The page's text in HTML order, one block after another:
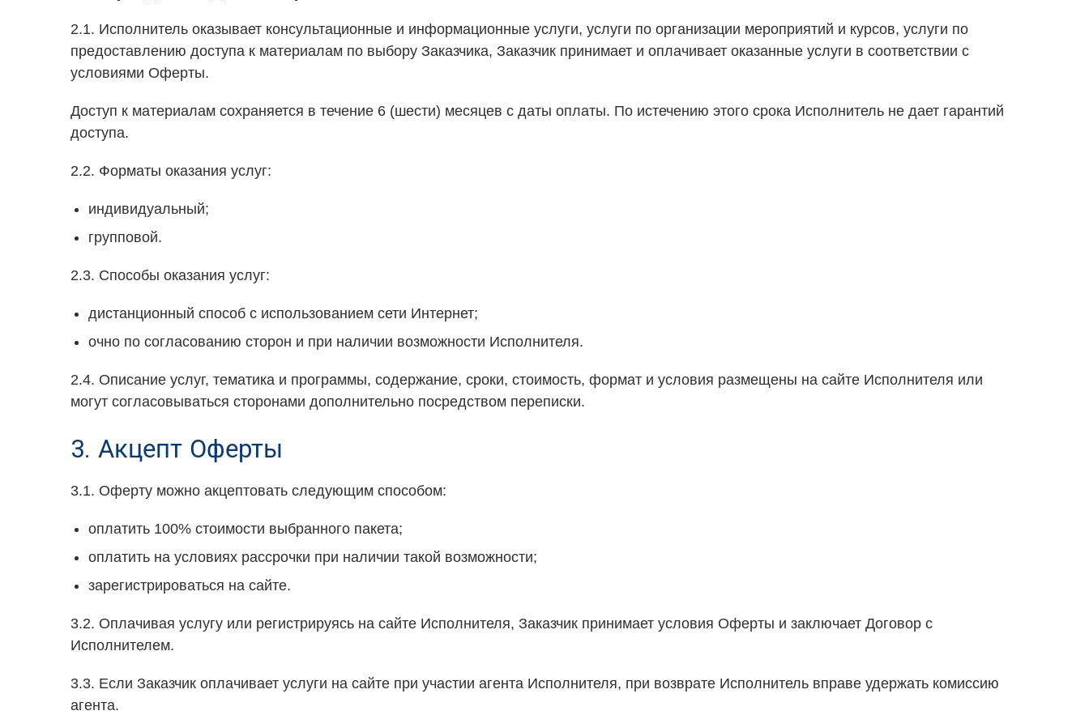
2.1. Исполнитель оказывает консультационные и информационные услуги, услуги по организации мероприятий и курсов, услуги по
предоставлению доступа к материалам по выбору Заказчика, Заказчик принимает и оплачивает оказанные услуги в соответствии с
условиями Оферты.
Доступ к материалам сохраняется в течение 6 (шести) месяцев с даты оплаты. По истечению этого срока Исполнитель не дает гарантий
доступа.
2.2. Форматы оказания услуг:
индивидуальный;
групповой.
2.3. Способы оказания услуг:
дистанционный способ с использованием сети Интернет;
очно по согласованию сторон и при наличии возможности Исполнителя.
2.4. Описание услуг, тематика и программы, содержание, сроки, стоимость, формат и условия размещены на сайте Исполнителя или
могут согласовываться сторонами дополнительно посредством переписки.
3. Акцепт Оферты
3.1. Оферту можно акцептовать следующим способом:
оплатить 100% стоимости выбранного пакета;
оплатить на условиях рассрочки при наличии такой возможности;
зарегистрироваться на сайте.
3.2. Оплачивая услугу или регистрируясь на сайте Исполнителя, Заказчик принимает условия Оферты и заключает Договор с
Исполнителем.
3.3. Если Заказчик оплачивает услуги на сайте при участии агента Исполнителя, при возврате Исполнитель вправе удержать комиссию
агента.